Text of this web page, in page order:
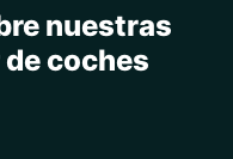
nuestras
coches